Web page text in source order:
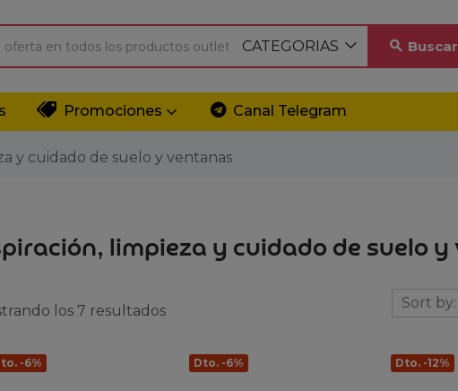
CATEGORIAS Buscar
Promociones Canal Telegram
y cuidado de suelo y ventanas
limpieza y cuidado de suelo y
los 7 resultados Sort by:
-6% Dto. -6% Dto. -12%